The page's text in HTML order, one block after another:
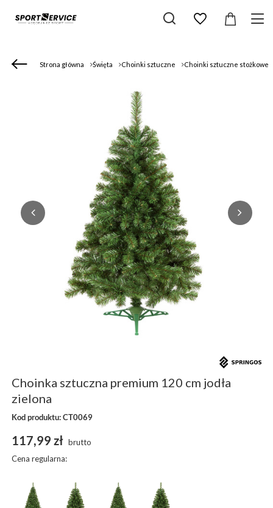
Strona główna Święta Choinki sztuczne Choinki sztuczne stożkowe
Choinka sztuczna premium 120 cm jodła
zielona
Kod produktu: CT0069
117,99 zł brutto
Cena regularna: